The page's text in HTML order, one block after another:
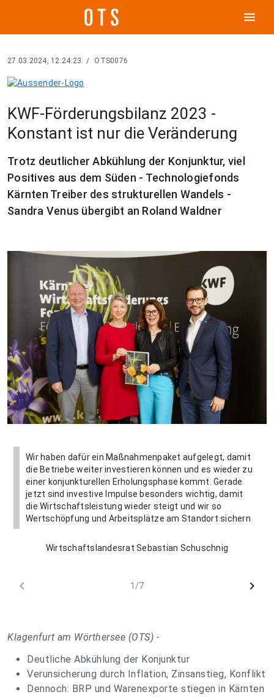
menu
27.03.2024, 12:24:23 / OTS0076
KWF-Förderungsbilanz 2023 -
Konstant ist nur die Veränderung
Trotz deutlicher Abkühlung der Konjunktur, viel
Positives aus dem Süden - Technologiefonds
Kärnten Treiber des strukturellen Wandels -
Sandra Venus übergibt an Roland Waldner
Wir haben dafür ein Maßnahmenpaket aufgelegt, damit
die Betriebe weiter investieren können und es wieder zu
einer konjunkturellen Erholungsphase kommt. Gerade
jetzt sind investive Impulse besonders wichtig, damit
die Wirtschaftsleistung wieder steigt und wir so
Wertschöpfung und Arbeitsplätze am Standort sichern
Wirtschaftslandesrat Sebastian Schuschnig
chevron_left 1/7 chevron_right
Klagenfurt am Wörthersee (OTS) -
Deutliche Abkühlung der Konjunktur
Verunsicherung durch Inflation, Zinsanstieg, Konflikt
Dennoch: BRP und Warenexporte stiegen in Kärnten